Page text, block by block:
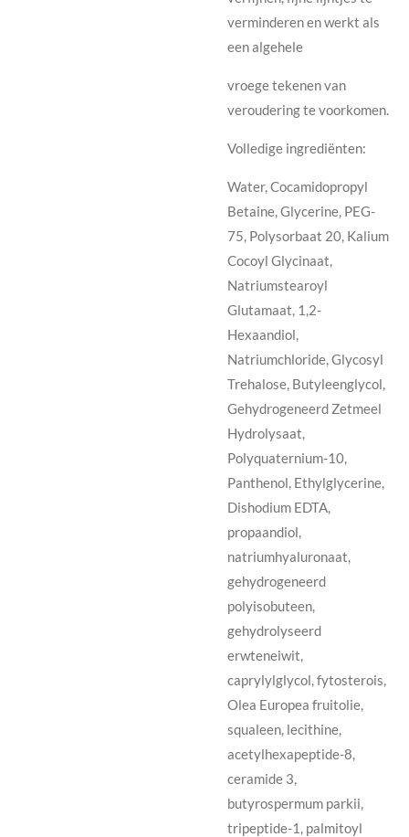
verminderen en werkt als
een algehele
vroege tekenen van
veroudering te voorkomen.
Volledige ingrediënten:
Water, Cocamidopropyl
Betaine, Glycerine, PEG-
75, Polysorbaat 20, Kalium
Cocoyl Glycinaat,
Natriumstearoyl
Glutamaat, 1,2-
Hexaandiol,
Natriumchloride, Glycosyl
Trehalose, Butyleenglycol,
Gehydrogeneerd Zetmeel
Hydrolysaat,
Polyquaternium-10,
Panthenol, Ethylglycerine,
Dishodium EDTA,
propaandiol,
natriumhyaluronaat,
gehydrogeneerd
polyisobuteen,
gehydrolyseerd
erwteneiwit,
caprylylglycol, fytosterois,
Olea Europea fruitolie,
squaleen, lecithine,
acetylhexapeptide-8,
ceramide 3,
butyrospermum parkii,
tripeptide-1, palmitoyl